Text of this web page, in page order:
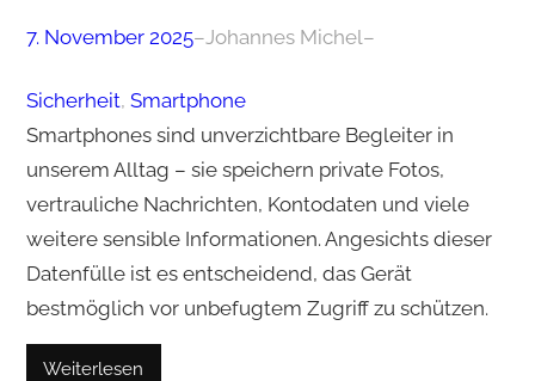
7. November 2025–Johannes Michel–
Sicherheit, Smartphone
Smartphones sind unverzichtbare Begleiter in
unserem Alltag – sie speichern private Fotos,
vertrauliche Nachrichten, Kontodaten und viele
weitere sensible Informationen. Angesichts dieser
Datenfülle ist es entscheidend, das Gerät
bestmöglich vor unbefugtem Zugriff zu schützen.
Weiterlesen